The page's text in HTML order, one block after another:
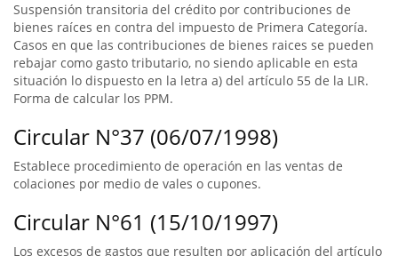
Suspensión transitoria del crédito por contribuciones de
bienes raíces en contra del impuesto de Primera Categoría.
Casos en que las contribuciones de bienes raices se pueden
rebajar como gasto tributario, no siendo aplicable en esta
situación lo dispuesto en la letra a) del artículo 55 de la LIR.
Forma de calcular los PPM.
Circular N°37 (06/07/1998)
Establece procedimiento de operación en las ventas de
colaciones por medio de vales o cupones.
Circular N°61 (15/10/1997)
Los excesos de gastos que resulten por aplicación del artículo